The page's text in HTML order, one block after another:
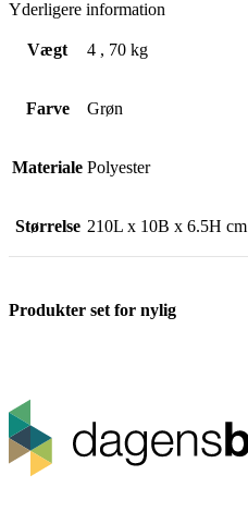
Yderligere information
Vægt 4 , 70 kg
Farve Grøn
Materiale Polyester
Størrelse 210L x 10B x 6.5H cm
Produkter set for nylig